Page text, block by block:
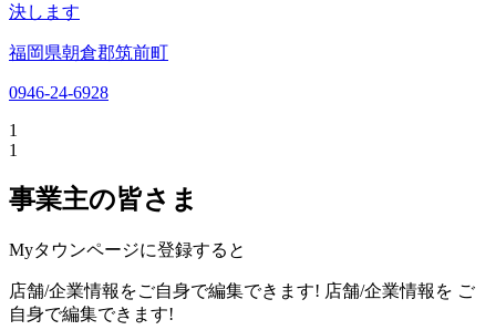
決します
福岡県朝倉郡筑前町
0946-24-6928
1
1
事業主の皆さま
Myタウンページに登録すると
店舗/企業情報をご自身で編集できます! 店舗/企業情報を ご
自身で編集できます!